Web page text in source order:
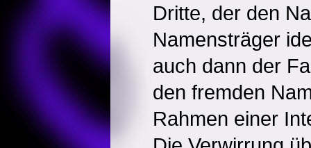
Dritte, der den
Namensträger
auch dann der
den fremden
Rahmen einer